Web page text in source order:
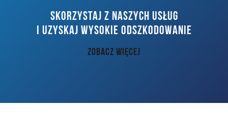
DOCHODZENIE ODSZKODOWAŃ
KONTAKT
SKORZYSTAJ Z NASZYCH USŁUG
I UZYSKAJ WYSOKIE ODSZKODOWANIE
ZOBACZ WIĘCEJ